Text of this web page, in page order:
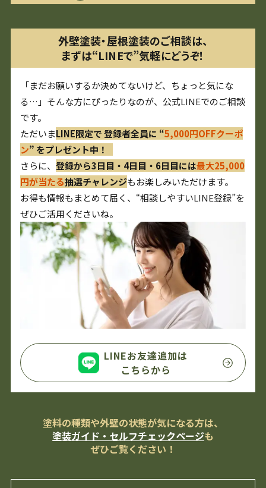
外壁塗装・屋根塗装のご相談は、
まずは“LINEで”気軽にどうぞ！
「まだお願いするか決めてないけど、ちょっと気にな
る…」そんな方にぴったりなのが、公式LINEでのご相談
です。
ただいまLINE限定で 登録者全員に “5,000円OFFクーポ
ン” をプレゼント中！
さらに、登録から3日目・4日目・6日目には最大25,000
円が当たる抽選チャレンジもお楽しみいただけます。
お得も情報もまとめて届く、“相談しやすいLINE登録”を
ぜひご活用くださいね。
LINEお友達追加は
こちらから
塗料の種類や外壁の状態が気になる方は、
塗装ガイド・セルフチェックページも
ぜひご覧ください！